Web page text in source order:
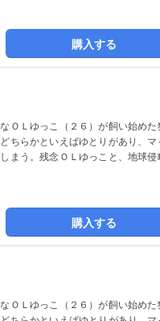
購入する
ＯＬゆっこ（２６）が飼い始めた
らかといえばゆとりがあり、マ
まう。残念ＯＬゆっこと、地球侵
購入する
ＯＬゆっこ（２６）が飼い始めた